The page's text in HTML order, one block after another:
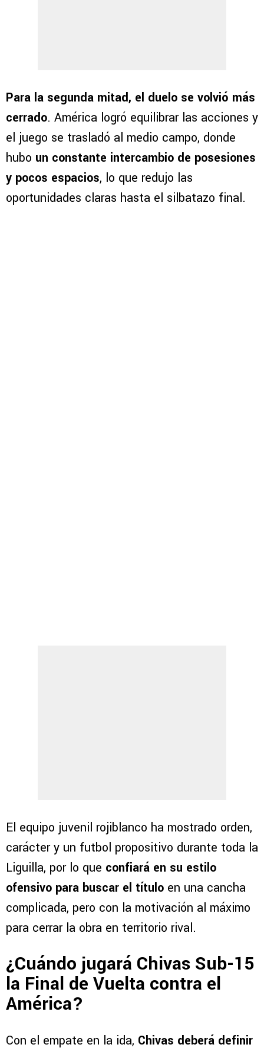
Para la segunda mitad, el duelo se volvió más
cerrado. América logró equilibrar las acciones y
el juego se trasladó al medio campo, donde
hubo un constante intercambio de posesiones
y pocos espacios, lo que redujo las
oportunidades claras hasta el silbatazo final.
El equipo juvenil rojiblanco ha mostrado orden,
carácter y un futbol propositivo durante toda la
Liguilla, por lo que confiará en su estilo
ofensivo para buscar el título en una cancha
complicada, pero con la motivación al máximo
para cerrar la obra en territorio rival.
¿Cuándo jugará Chivas Sub-15
la Final de Vuelta contra el
América?
Con el empate en la ida, Chivas deberá definir